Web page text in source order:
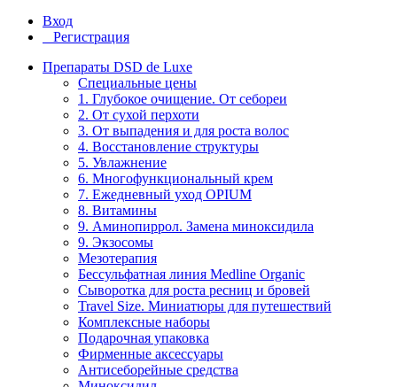
Вход
Регистрация
Препараты DSD de Luxe
Специальные цены
1. Глубокое очищение. От себореи
2. От сухой перхоти
3. От выпадения и для роста волос
4. Восстановление структуры
5. Увлажнение
6. Многофункциональный крем
7. Ежедневный уход OPIUM
8. Витамины
9. Аминопиррол. Замена миноксидила
9. Экзосомы
Мезотерапия
Бессульфатная линия Medline Organic
Сыворотка для роста ресниц и бровей
Travel Size. Миниатюры для путешествий
Комплексные наборы
Подарочная упаковка
Фирменные аксессуары
Антисеборейные средства